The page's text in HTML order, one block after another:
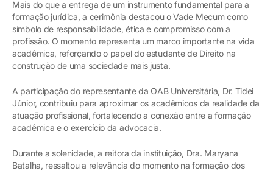
Mais do que a entrega de um instrumento fundamental para a
formação jurídica, a cerimônia destacou o Vade Mecum como
símbolo de responsabilidade, ética e compromisso com a
profissão. O momento representa um marco importante na vida
acadêmica, reforçando o papel do estudante de Direito na
construção de uma sociedade mais justa.
A participação do representante da OAB Universitária, Dr. Tidei
Júnior, contribuiu para aproximar os acadêmicos da realidade da
atuação profissional, fortalecendo a conexão entre a formação
acadêmica e o exercício da advocacia.
Durante a solenidade, a reitora da instituição, Dra. Maryana
Batalha, ressaltou a relevância do momento na formação dos